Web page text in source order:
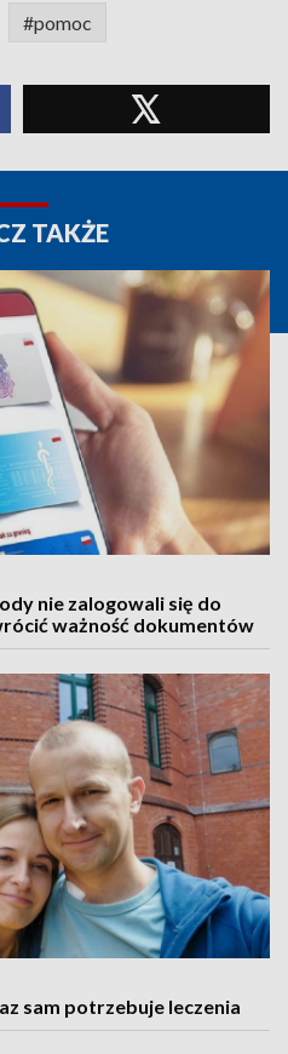
#pomoc
TAKŻE
nie zalogowali się do
ważność dokumentów
sam potrzebuje leczenia